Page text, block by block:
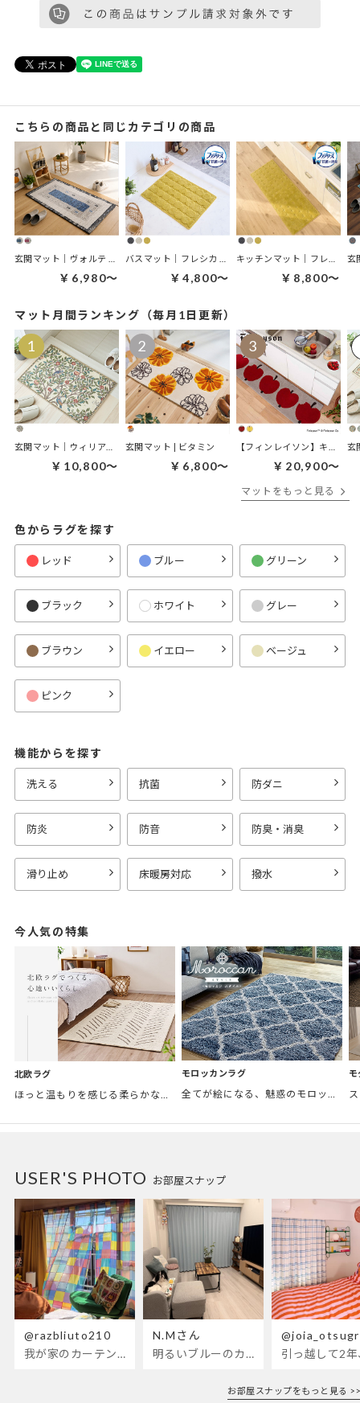
こちらの商品と同じカテゴリの商品
￥6,980～ ￥4,800～ ￥8,800～
マット月間ランキング（毎月1日更新）
玄関マット｜ウィリアムモリス ケルムスコットツリー
￥10,800～
玄関マット | ビタミン
￥6,800～ ￥20,900～
マットをもっと見る
色からラグを探す
レッド ブルー グリーン
ブラック ホワイト グレー
ブラウン イエロー ベージュ
ピンク
機能からを探す
洗える 抗菌 防ダニ
防炎 防音 防臭・消臭
滑り止め 床暖房対応 撥水
今人気の特集
北欧ラグ モロッカンラグ
全てが絵になる、魅惑のモロッカンスタイル。トレンド感あふれるおしゃれな空間づくりに。
お部屋スナップ
USER'S PHOTO
@razbliuto210
我が家のカーテンが新しくなりました🌼早起きが超絶苦手な私が、思わず朝カーテンを開けて光合成するようになったステンドグラスカーテン…！
N.Mさん
明るいブルーのカーテンで、部屋全体が明るく。白を基調とした部屋にぴったりです。
お部屋スナップをもっと見る >>